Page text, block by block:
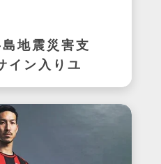
地震災害支
イン入りユ